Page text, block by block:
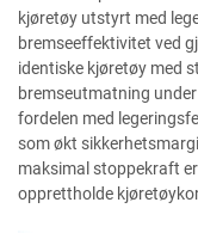
kjøretøy utstyrt med
bremseeffektivitet ved
identiske kjøretøy med
bremseutmatning
fordelen med
som økt
maksimal stoppekraft
opprettholde